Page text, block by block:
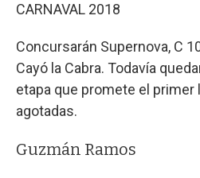
CARNAVAL 2018
Concursarán Supernova, C
Cayó la Cabra. Todavía
etapa que promete el
agotadas.
Guzmán Ramos